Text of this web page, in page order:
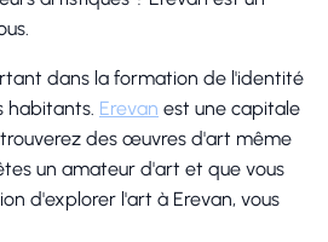
dans la formation de l'identité
habitants. Erevan est une capitale
des œuvres d'art même
un amateur d'art et que vous
d'explorer l'art à Erevan, vous